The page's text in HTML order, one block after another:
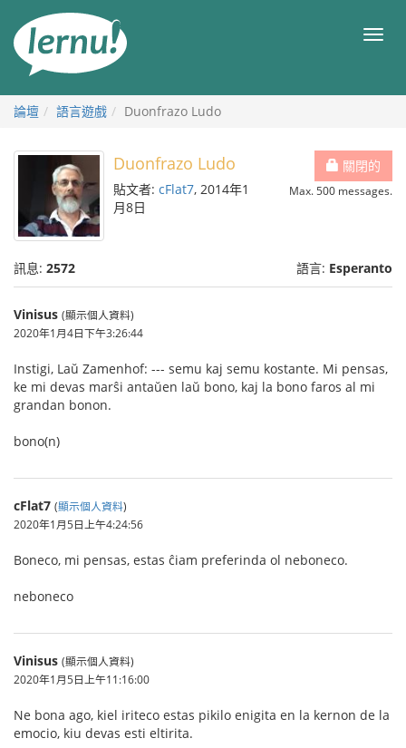
目
論壇 語言遊戲 Duonfrazo Ludo
關閉的
Max. 500 messages.
Duonfrazo Ludo
貼文者: cFlat7, 2014年1
月8日
訊息: 2572 語言: Esperanto
Vinisus (顯示個人資料)
2020年1月4日下午3:26:44
Instigi, Laŭ Zamenhof: --- semu kaj semu kostante. Mi pensas,
ke mi devas marŝi antaŭen laŭ bono, kaj la bono faros al mi
grandan bonon.
bono(n)
cFlat7 (顯示個人資料)
2020年1月5日上午4:24:56
Boneco, mi pensas, estas ĉiam preferinda ol neboneco.
neboneco
Vinisus (顯示個人資料)
2020年1月5日上午11:16:00
Ne bona ago, kiel iriteco estas pikilo enigita en la kernon de la
emocio, kiu devas esti eltirita.